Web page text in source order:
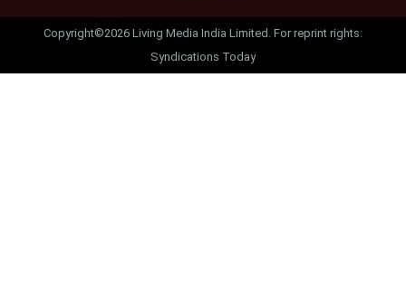
Copyright©2026 Living Media India Limited. For reprint rights:
Syndications Today